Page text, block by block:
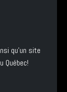
qu'un site
Québec!